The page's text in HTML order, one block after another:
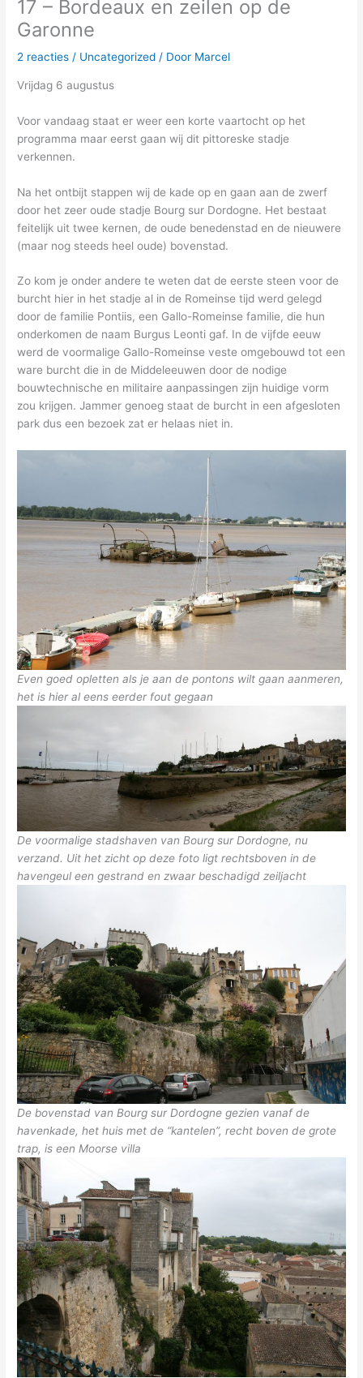
17 – Bordeaux en zeilen op de
Garonne
2 reacties / Uncategorized / Door Marcel
Vrijdag 6 augustus
Voor vandaag staat er weer een korte vaartocht op het
programma maar eerst gaan wij dit pittoreske stadje
verkennen.
Na het ontbijt stappen wij de kade op en gaan aan de zwerf
door het zeer oude stadje Bourg sur Dordogne. Het bestaat
feitelijk uit twee kernen, de oude benedenstad en de nieuwere
(maar nog steeds heel oude) bovenstad.
Zo kom je onder andere te weten dat de eerste steen voor de
burcht hier in het stadje al in de Romeinse tijd werd gelegd
door de familie Pontiis, een Gallo-Romeinse familie, die hun
onderkomen de naam Burgus Leonti gaf. In de vijfde eeuw
werd de voormalige Gallo-Romeinse veste omgebouwd tot een
ware burcht die in de Middeleeuwen door de nodige
bouwtechnische en militaire aanpassingen zijn huidige vorm
zou krijgen. Jammer genoeg staat de burcht in een afgesloten
park dus een bezoek zat er helaas niet in.
Even goed opletten als je aan de pontons wilt gaan aanmeren,
het is hier al eens eerder fout gegaan
De voormalige stadshaven van Bourg sur Dordogne, nu
verzand. Uit het zicht op deze foto ligt rechtsboven in de
havengeul een gestrand en zwaar beschadigd zeiljacht
De bovenstad van Bourg sur Dordogne gezien vanaf de
havenkade, het huis met de “kantelen”, recht boven de grote
trap, is een Moorse villa